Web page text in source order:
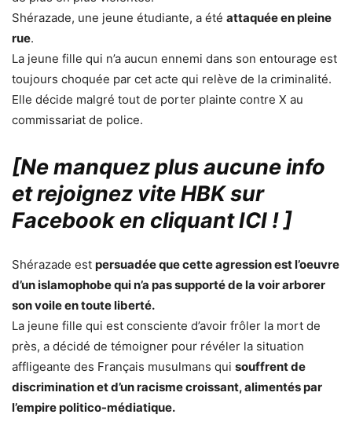
Shérazade, une jeune étudiante, a été attaquée en pleine
rue.
La jeune fille qui n’a aucun ennemi dans son entourage est
toujours choquée par cet acte qui relève de la criminalité.
Elle décide malgré tout de porter plainte contre X au
commissariat de police.
[Ne manquez plus aucune info
et rejoignez vite HBK sur
Facebook en cliquant ICI !]
Shérazade est persuadée que cette agression est l’oeuvre
d’un islamophobe qui n’a pas supporté de la voir arborer
son voile en toute liberté.
La jeune fille qui est consciente d’avoir frôler la mort de
près, a décidé de témoigner pour révéler la situation
affligeante des Français musulmans qui souffrent de
discrimination et d’un racisme croissant, alimentés par
l’empire politico-médiatique.